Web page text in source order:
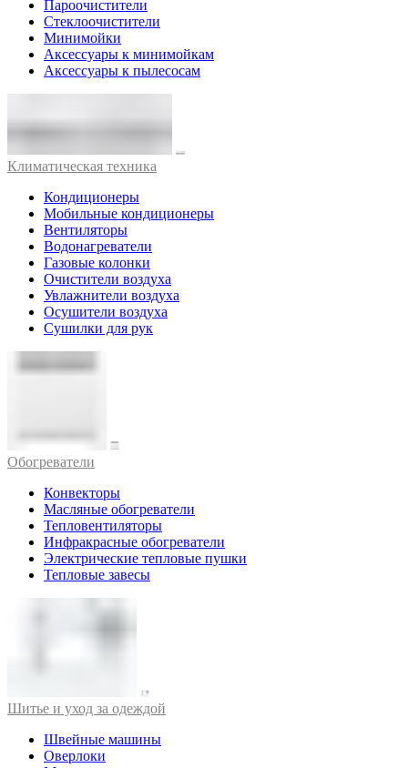
Пароочистители
Стеклоочистители
Минимойки
Аксессуары к минимойкам
Аксессуары к пылесосам
Климатическая техника
Кондиционеры
Мобильные кондиционеры
Вентиляторы
Водонагреватели
Газовые колонки
Очистители воздуха
Увлажнители воздуха
Осушители воздуха
Сушилки для рук
Обогреватели
Конвекторы
Масляные обогреватели
Тепловентиляторы
Инфракрасные обогреватели
Электрические тепловые пушки
Тепловые завесы
Шитье и уход за одеждой
Швейные машины
Оверлоки